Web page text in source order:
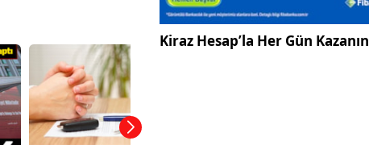
Kiraz Hesap’la Her Gün Kazanın